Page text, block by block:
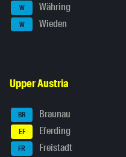
W Währing
W Wieden
Upper Austria
BR Braunau
EF Eferding
FR Freistadt